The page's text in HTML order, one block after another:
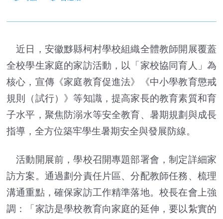
近日，安徽黟縣柯村學校組織全體教師開展覆蓋
全校學生家庭的家訪活動，以「家校協同育人」為
核心，宣傳《家庭教育促進法》《中小學教育懲戒
規則（試行）》等知識，提高家長的教育素質和育
子水平，聚焦防溺水等安全教育、暑期規劃與成長
指導，全方位築牢學生暑期安全與發展防線。
活動開展前，學校召開專題部署會，制定詳細家
訪方案。通過劃分責任片區、分配教師任務、梳理
溝通重點，確保家訪工作精準落地。校長在會上強
調：「家訪是學校教育向家庭的延伸，要以紮實的